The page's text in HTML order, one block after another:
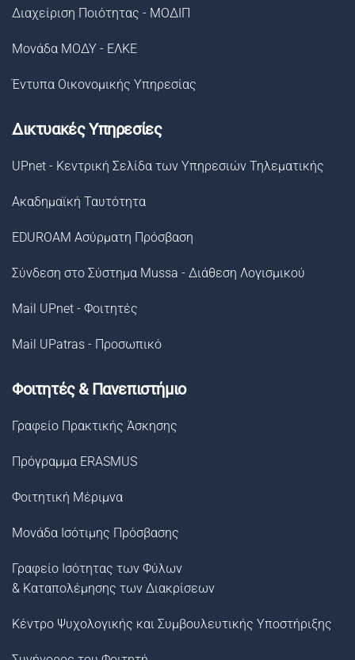
Διαχείριση Ποιότητας - ΜΟΔΙΠ
Μονάδα ΜΟΔΥ - ΕΛΚΕ
Έντυπα Οικονομικής Υπηρεσίας
Δικτυακές Υπηρεσίες
UPnet - Κεντρική Σελίδα των Υπηρεσιών Τηλεματικής
Ακαδημαϊκή Ταυτότητα
EDUROAM Ασύρματη Πρόσβαση
Σύνδεση στο Σύστημα Μussa - Διάθεση Λογισμικού
Mail UPnet - Φοιτητές
Mail UPatras - Προσωπικό
Φοιτητές & Πανεπιστήμιο
Γραφείο Πρακτικής Άσκησης
Πρόγραμμα ERASMUS
Φοιτητική Μέριμνα
Μονάδα Ισότιμης Πρόσβασης
Γραφείο Ισότητας των Φύλων
& Καταπολέμησης των Διακρίσεων
Κέντρο Ψυχολογικής και Συμβουλευτικής Υποστήριξης